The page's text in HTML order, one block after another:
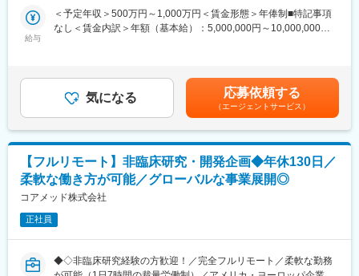
場合、お子様の通院やご都合に合わせて業務時間を調整できま
す。
・会議や打ち合わせで必要な時は大阪・東京等へ出張（宿泊も伴
います）が発生します。
※国内出張の頻度は1~3回/年です。（海外出張はほとんどありませ
ん。）
■組織構成：
CMC担当11名（2名男性、9名女性）
30代～40代で構成されています。
お子様がおられる社員が多く、在宅勤務のため子育てしながらキ
研究所での経験、CMC薬事の経験者が多いです。
・クライアントの基本戦略を踏まえた薬事戦略の立案
・三極規制当局との事前相談を含むリエゾン業務および規制動向
の調査・分析・アドバイス
・新薬ライセンス導入時のデューデリジェンス対応
■業務の特徴：
・プロジェクトは個人で完結させるのではなく、社内メンバーと
連携しながら分担して推進しています。
・国内外の規制当局と関わりながら、国際基準での薬事戦略に携
われる環境です。
■教育体制：
通常医薬品メーカー出身が会員である関西医薬協会に、当社は会
給与
＜予定年収＞500万円～1,000万円＜賃金形態＞年俸制■特記事項
なし＜賃金内訳＞年額（基本給）：5,000,000円～10,000,000円
額であり、選考を通じて上下する可能性があります。月給(月額)は
固定手当を含めた表記です。
気になる 応募依頼する
（エージェントサービス）
【フルリモート】非臨床研究・開発企画◆年休130日／
柔軟な働き方が可能／グローバルな事業展開◎
コアメッド株式会社
正社員
◆◇非臨床研究経験の方歓迎！／完全フルリモート／柔軟な勤務